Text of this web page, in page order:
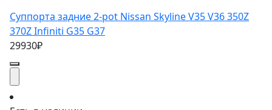
Суппорта задние 2-pot Nissan Skyline V35 V36 350Z
370Z Infiniti G35 G37
29930₽